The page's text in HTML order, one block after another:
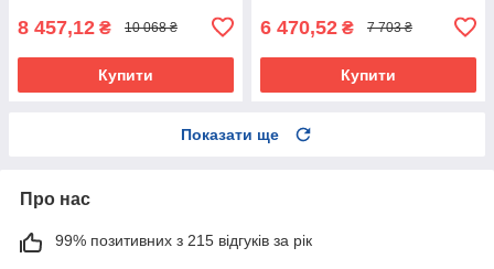
8 457,12 ₴ 10 068 ₴
Купити
6 470,52 ₴ 7 703 ₴
Купити
Показати ще
Про нас
99% позитивних з 215 відгуків за рік